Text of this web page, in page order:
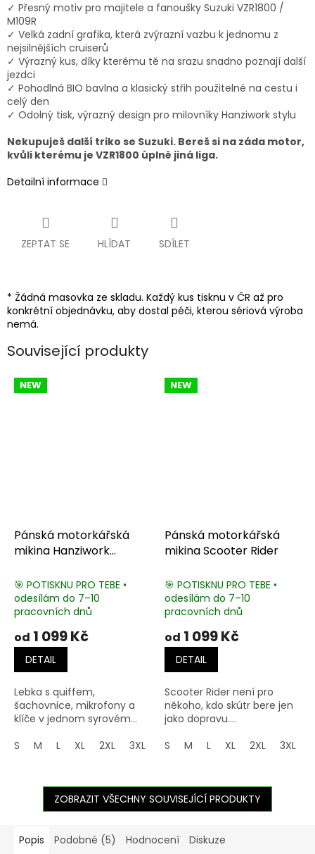
✓ Přesný motiv pro majitele a fanoušky Suzuki VZR1800 /
M109R
✓ Velká zadní grafika, která zvýrazní vazbu k jednomu z
nejsilnějších cruiserů
✓ Výrazný kus, díky kterému tě na srazu snadno poznají další
jezdci
✓ Pohodlná BIO bavlna a klasický střih použitelné na cestu i
celý den
✓ Odolný tisk, výrazný design pro milovníky Hanziwork stylu
Nekupuješ další triko se Suzuki. Bereš si na záda motor,
kvůli kterému je VZR1800 úplně jiná liga.
Detailní informace
ZEPTAT SE HLÍDAT SDÍLET
* Žádná masovka ze skladu. Každý kus tisknu v ČR až pro
konkrétní objednávku, aby dostal péči, kterou sériová výroba
nemá.
Související produkty
NEW
Pánská motorkářská
mikina Hanziwork
🎯 POTISKNU PRO TEBE •
odesílám do 7–10
pracovních dnů
od 1 099 Kč
DETAIL
Lebka s quiffem,
šachovnice, mikrofony a
klíče v jednom syrovém...
S
M L XL 2XL 3XL 4XL 5XL
NEW
Pánská motorkářská
mikina Scooter Rider
🎯 POTISKNU PRO TEBE •
odesílám do 7–10
pracovních dnů
od 1 099 Kč
DETAIL
Scooter Rider není pro
někoho, kdo skútr bere jen
jako dopravu....
S
M L XL 2XL 3XL
ZOBRAZIT VŠECHNY SOUVISEJÍCÍ PRODUKTY
Popis Podobné (5) Hodnocení Diskuze